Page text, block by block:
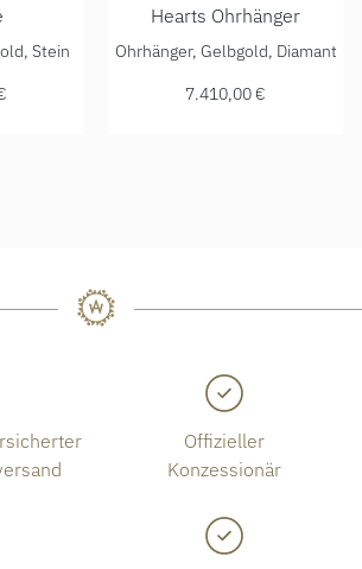
Flowers Ohrringe, Ref: 84A085-
Stein
Hearts Ohrhänger
Chopard Happy Hearts
Ohrhänger, Gelbgold, Diamant
7.410,00 €
Offizieller
Konzessionär